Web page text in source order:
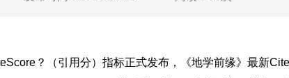
？（引用分）指标正式发布，《地学前缘》最新